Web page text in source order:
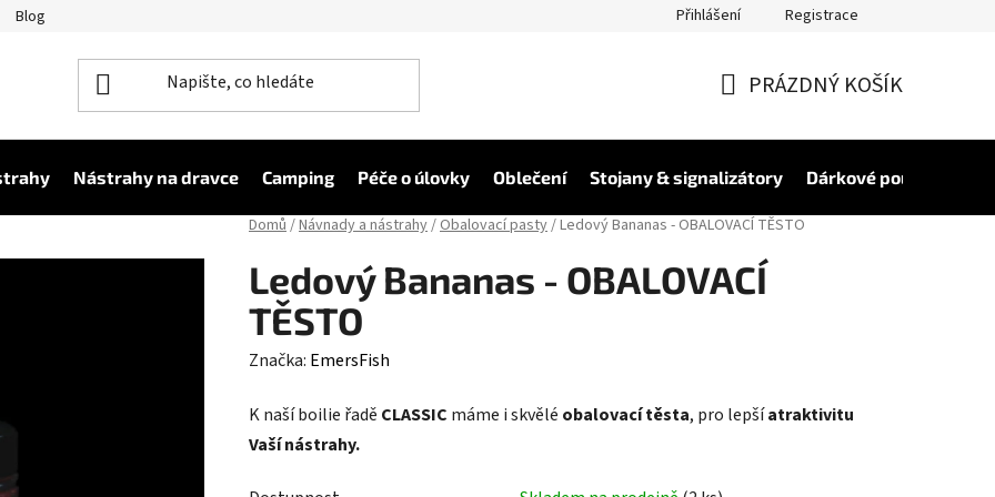
Blog Přihlášení Registrace
KOŠÍK
PRÁZDNÝ KOŠÍK
Nástrahy na dravce Camping Péče o úlovky Oblečení Stojany & signalizátory Dárkové poukázky
Domů/Návnady a nástrahy/Obalovací pasty/Ledový Bananas - OBALOVACÍ TĚSTO
Ledový Bananas - OBALOVACÍ
TĚSTO
Značka: EmersFish
K naší boilie řadě CLASSIC máme i skvělé obalovací těsta, pro lepšíatraktivitu
Vaší nástrahy.